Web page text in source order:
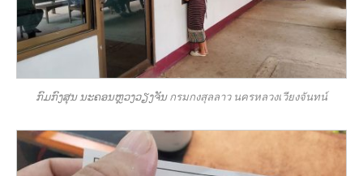
ກົມກົງສຸນ ນະຄອນຫຼວງວຽງຈັນ กรมกงสุลลาว นครหลวงเวียงจันทน์